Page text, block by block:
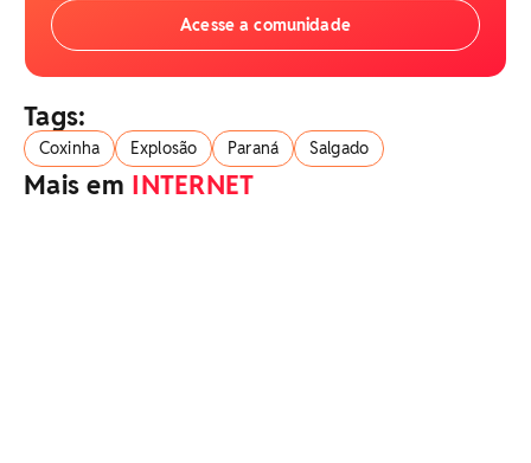
Acesse a comunidade
Tags:
Coxinha Explosão Paraná Salgado
Mais em INTERNET